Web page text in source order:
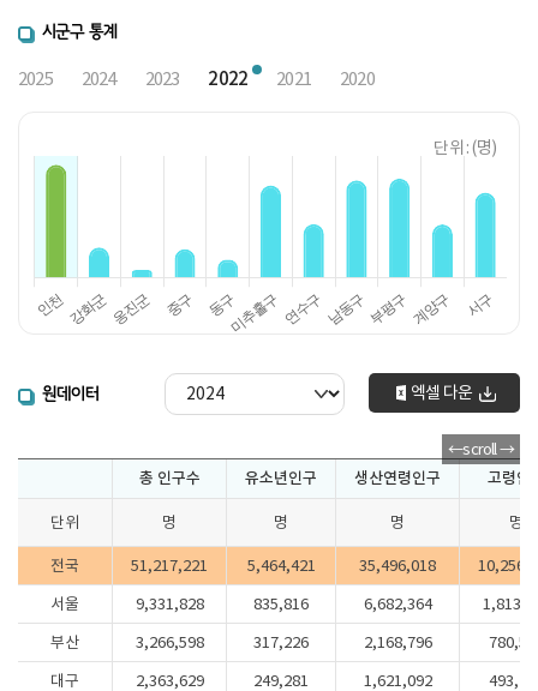
시군구 통계
2025 2024 2023 2022 2021 2020
단위 : (명)
원데이터 엑셀 다운
총 인구수 유소년인구 생산연령인구 고령인
단위 명 명 명 명
전국 51,217,221 5,464,421 35,496,018
서울
9,331,828 835,816 6,682,364
부산
3,266,598 317,226 2,168,796
대구
2,363,629 249,281 1,621,092